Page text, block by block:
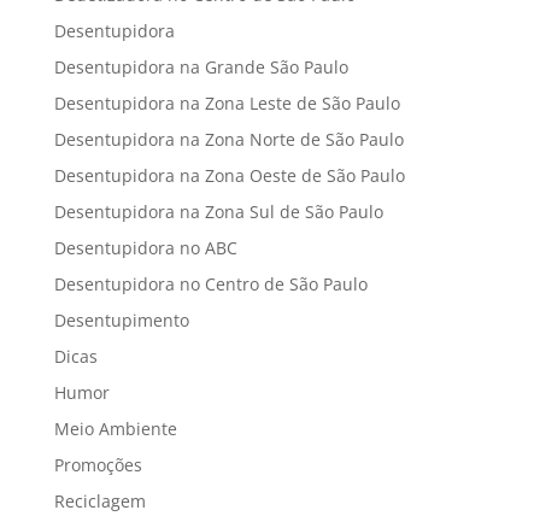
Desentupidora
Desentupidora na Grande São Paulo
Desentupidora na Zona Leste de São Paulo
Desentupidora na Zona Norte de São Paulo
Desentupidora na Zona Oeste de São Paulo
Desentupidora na Zona Sul de São Paulo
Desentupidora no ABC
Desentupidora no Centro de São Paulo
Desentupimento
Dicas
Humor
Meio Ambiente
Promoções
Reciclagem